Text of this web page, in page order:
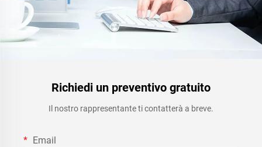
Richiedi un preventivo gratuito
Il nostro rappresentante ti contatterà a breve.
Email